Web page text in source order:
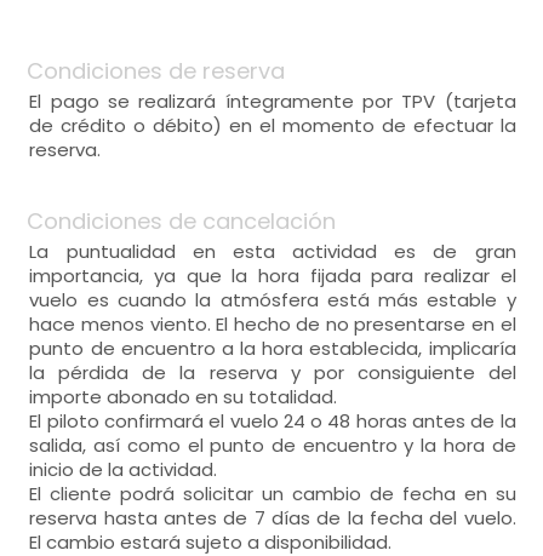
Condiciones de reserva
El pago se realizará íntegramente por TPV (tarjeta
de crédito o débito) en el momento de efectuar la
reserva.
Condiciones de cancelación
La puntualidad en esta actividad es de gran
importancia, ya que la hora fijada para realizar el
vuelo es cuando la atmósfera está más estable y
hace menos viento. El hecho de no presentarse en el
punto de encuentro a la hora establecida, implicaría
la pérdida de la reserva y por consiguiente del
importe abonado en su totalidad.
El piloto confirmará el vuelo 24 o 48 horas antes de la
salida, así como el punto de encuentro y la hora de
inicio de la actividad.
El cliente podrá solicitar un cambio de fecha en su
reserva hasta antes de 7 días de la fecha del vuelo.
El cambio estará sujeto a disponibilidad.